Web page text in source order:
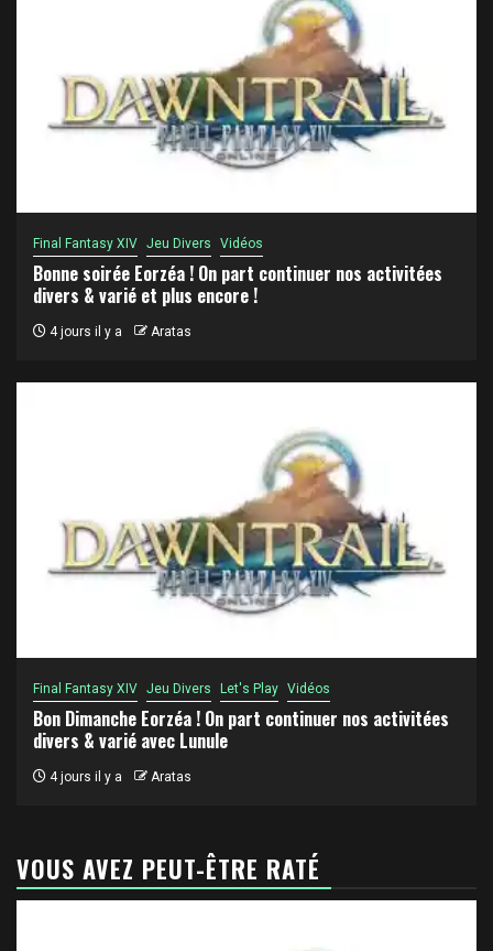
Final Fantasy XIV Jeu Divers Vidéos
Bonne soirée Eorzéa ! On part continuer nos activitées
divers & varié et plus encore !
4 jours il y a Aratas
Final Fantasy XIV Jeu Divers Let's Play Vidéos
Bon Dimanche Eorzéa ! On part continuer nos activitées
divers & varié avec Lunule
4 jours il y a Aratas
VOUS AVEZ PEUT-ÊTRE RATÉ